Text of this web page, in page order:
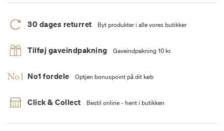
30 dages returret Byt produkter i alle vores butikker
Tilføj gaveindpakning Gaveindpakning 10 kr.
No1 fordele Optjen bonuspoint på dit køb
Click & Collect Bestil online - hent i butikken